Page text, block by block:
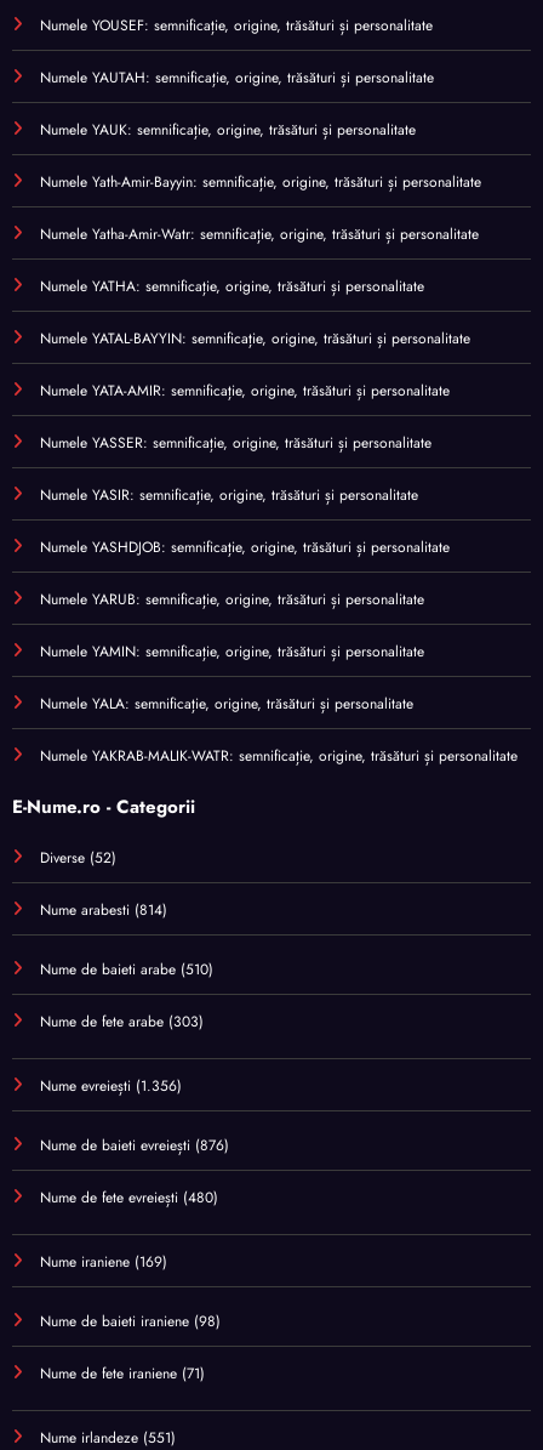
Numele YOUSEF: semnificație, origine, trăsături și personalitate
Numele YAUTAH: semnificație, origine, trăsături și personalitate
Numele YAUK: semnificație, origine, trăsături și personalitate
Numele Yath-Amir-Bayyin: semnificație, origine, trăsături și personalitate
Numele Yatha-Amir-Watr: semnificație, origine, trăsături și personalitate
Numele YATHA: semnificație, origine, trăsături și personalitate
Numele YATAL-BAYYIN: semnificație, origine, trăsături și personalitate
Numele YATA-AMIR: semnificație, origine, trăsături și personalitate
Numele YASSER: semnificație, origine, trăsături și personalitate
Numele YASIR: semnificație, origine, trăsături și personalitate
Numele YASHDJOB: semnificație, origine, trăsături și personalitate
Numele YARUB: semnificație, origine, trăsături și personalitate
Numele YAMIN: semnificație, origine, trăsături și personalitate
Numele YALA: semnificație, origine, trăsături și personalitate
Numele YAKRAB-MALIK-WATR: semnificație, origine, trăsături și personalitate
E-Nume.ro - Categorii
Diverse (52)
Nume arabesti (814)
Nume de baieti arabe (510)
Nume de fete arabe (303)
Nume evreiești (1.356)
Nume de baieti evreiești (876)
Nume de fete evreiești (480)
Nume iraniene (169)
Nume de baieti iraniene (98)
Nume de fete iraniene (71)
Nume irlandeze (551)